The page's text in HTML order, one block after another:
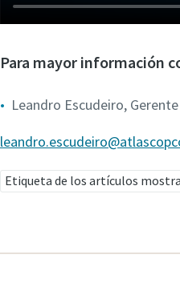
Para mayor información
Leandro Escudeiro,
Etiqueta de los artículos